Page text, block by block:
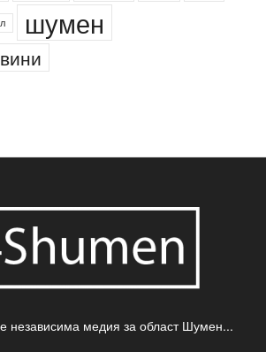
шумен
независима медия за област Шумен...